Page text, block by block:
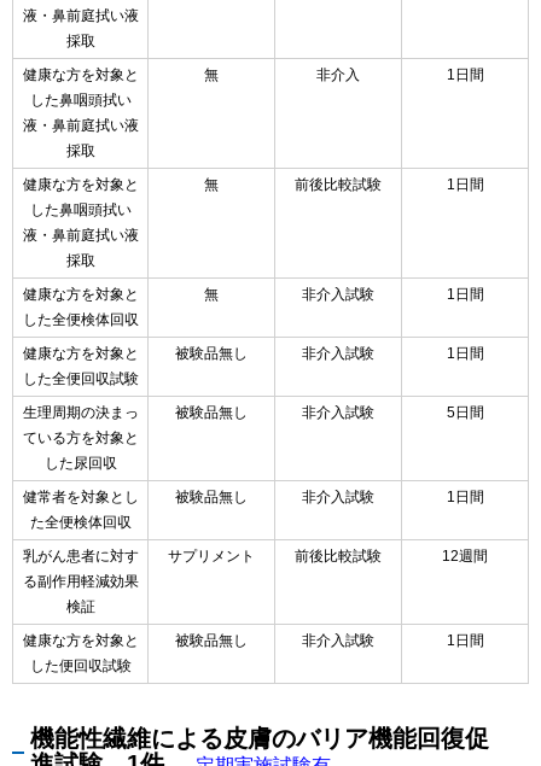
液・鼻前庭拭い液
採取
健康な方を対象と
した鼻咽頭拭い
液・鼻前庭拭い液
採取
無 非介入 1日間
健康な方を対象と
した鼻咽頭拭い
液・鼻前庭拭い液
採取
無 前後比較試験 1日間
健康な方を対象と
した全便検体回収
無 非介入試験 1日間
健康な方を対象と
した全便回収試験
被験品無し 非介入試験 1日間
生理周期の決まっ
ている方を対象と
した尿回収
被験品無し 非介入試験 5日間
健常者を対象とし
た全便検体回収
被験品無し 非介入試験 1日間
乳がん患者に対す
る副作用軽減効果
検証
サプリメント 前後比較試験 12週間
健康な方を対象と
した便回収試験
被験品無し 非介入試験 1日間
機能性繊維による皮膚のバリア機能回復促